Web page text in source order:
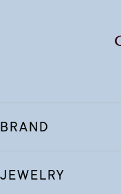
BRAND
JEWELRY